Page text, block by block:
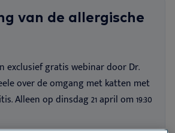
van de allergische
exclusief gratis webinar door Dr.
over de omgang met katten met
Alleen op dinsdag 21 april om 19:30